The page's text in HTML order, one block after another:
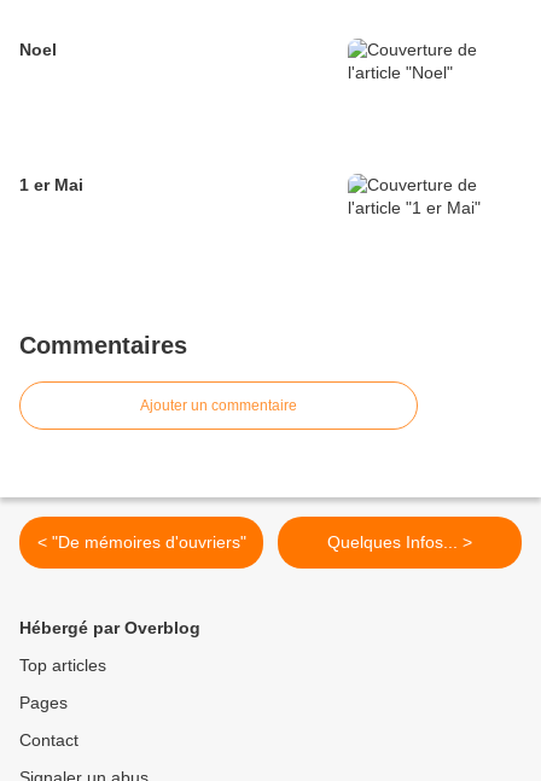
Noel
1 er Mai
Commentaires
Ajouter un commentaire
< "De mémoires d'ouvriers" Quelques Infos... >
Hébergé par Overblog
Top articles
Pages
Contact